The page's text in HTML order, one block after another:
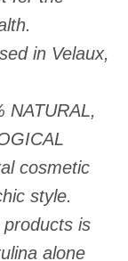
in Velaux,
NATURAL,
cosmetic
style.
is
alone